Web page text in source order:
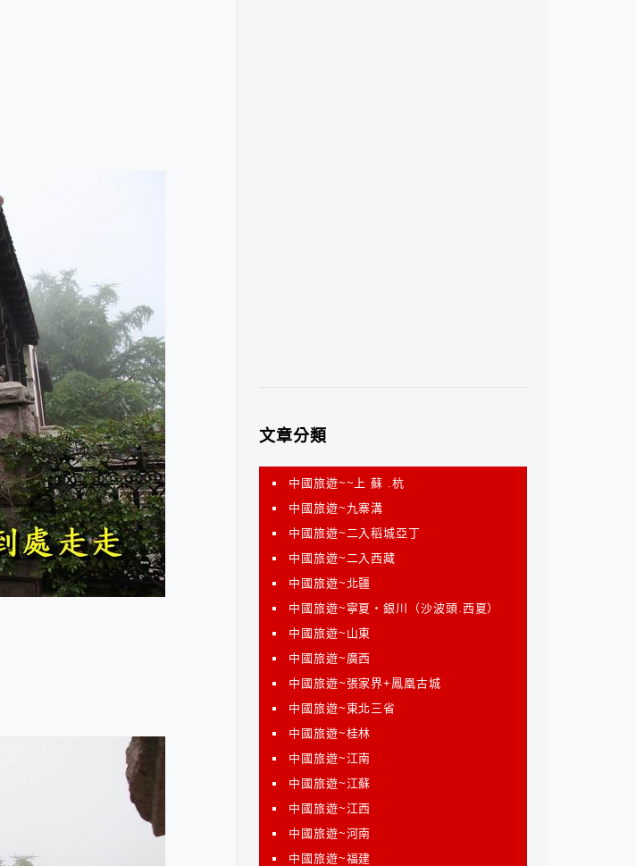
文章分類
中國旅遊~~上 蘇 .杭
中國旅遊~九寨溝
中國旅遊~二入稻城亞丁
中國旅遊~二入西藏
中國旅遊~北疆
中國旅遊~寧夏‧銀川（沙波頭.西夏）
中國旅遊~山東
中國旅遊~廣西
中國旅遊~張家界+鳳凰古城
中國旅遊~東北三省
中國旅遊~桂林
中國旅遊~江南
中國旅遊~江蘇
中國旅遊~江西
中國旅遊~河南
中國旅遊~福建